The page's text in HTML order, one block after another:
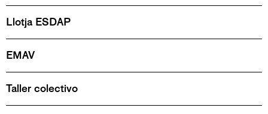
Llotja ESDAP
EMAV
Taller colectivo